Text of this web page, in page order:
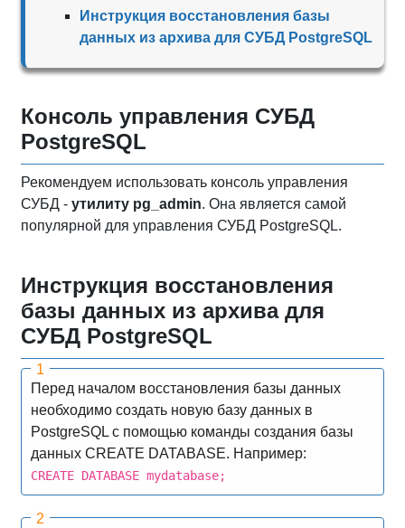
Инструкция восстановления базы
данных из архива для СУБД PostgreSQL
Консоль управления СУБД
PostgreSQL
Рекомендуем использовать консоль управления
СУБД - утилиту pg_admin. Она является самой
популярной для управления СУБД PostgreSQL.
Инструкция восстановления
базы данных из архива для
СУБД PostgreSQL
Перед началом восстановления базы данных
необходимо создать новую базу данных в
PostgreSQL с помощью команды создания базы
данных CREATE DATABASE. Например:
CREATE DATABASE mydatabase;